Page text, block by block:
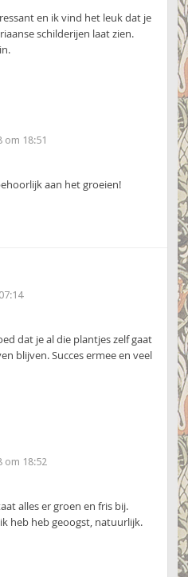
en ik vind het leuk dat je
schilderijen laat zien.
om 18:51
aan het groeien!
dat je al die plantjes zelf gaat
blijven. Succes ermee en veel
om 18:52
alles er groen en fris bij.
heb heb geoogst, natuurlijk.